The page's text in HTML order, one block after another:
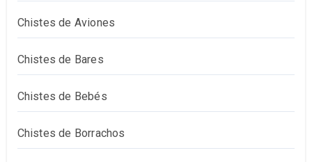
Chistes de Aviones
Chistes de Bares
Chistes de Bebés
Chistes de Borrachos